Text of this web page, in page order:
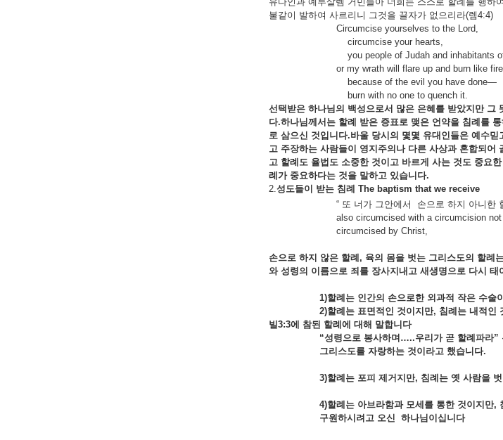
불같이 발하여 사르리니 그것을 끌자가 없으리라(렘4:4)
Circumcise yourselves to the Lord,
circumcise your hearts,
you people of Judah and inhabitants
or my wrath will flare up and burn like fire
because of the evil you have done—
burn with no one to quench it.
선택받은 하나님의 백성으로서 많은 은혜를 받았지만 그
다.하나님께서는 할례 받은 증표로 맺은 언약을 침례를
로 삼으신 것입니다.바울 당시의 몇몇 유대인들은 예수믿
고 주장하는 사람들이 영지주의나 다른 사상과 혼합되어
고 할례도 율법도 소중한 것이고 바르게 사는 것도 중요한
례가 중요하다는 것을 말하고 있습니다.
2. 성도들이 받는 침례 The baptism that we receive
“ 또 너가 그안에서 손으로 하지 아니한
also circumcised with a circumcision
circumcised by Christ,
손으로 하지 않은 할례, 육의 몸을 벗는 그리스도의 할례
와 성령의 이름으로 죄를 장사지내고 새생명으로 다시 태
1)할례는 인간의 손으로한 외과적 작은 수술
2)할례는 표면적인 것이지만, 침례는 내적인
빌3:3에 참된 할례에 대해 말합니다
“성령으로 봉사하며…..우리가 곧 할례파라”
그리스도를 자랑하는 것이라고 했습니다.
3)할례는 포피 제거지만, 침례는 옛 사람을
4)할례는 아브라함과 모세를 통한 것이지만,
구원하시려고 오신 하나님이십니다